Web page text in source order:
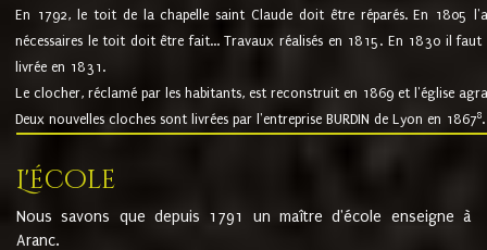
En 1792, le toit de la chapelle saint Claude doit être réparés. En 1805
nécessaires le toit doit être fait... Travaux réalisés en 1815. En 1830 il
livrée en 1831.
Le clocher, réclamé par les habitants, est reconstruit en 1869 et l'église
Deux nouvelles cloches sont livrées par l'entreprise BURDIN de Lyon en 18678.
L'école
Nous savons que depuis 1791 un maître d'école enseigne à
Aranc.